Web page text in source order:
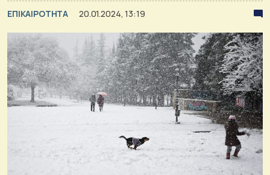
ΕΠΙΚΑΙΡΟΤΗΤΑ 20.01.2024, 13:19